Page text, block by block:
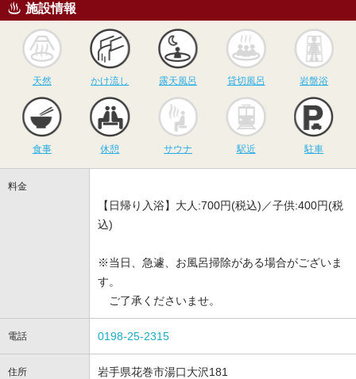
施設情報
天然
かけ流し
かけ流し
露天風呂
露天風呂
貸切風呂
貸切風呂 岩盤浴
食事 休憩
サウナ
サウナ 駅近 駐車
料金
【日帰り入浴】大人:700円(税込)／子供:400円(税
込)
※当日、急遽、お風呂掃除がある場合がございま
す。
ご了承くださいませ。
電話 0198-25-2315
住所 岩手県花巻市湯口大沢181